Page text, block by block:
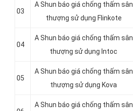
03
A Shun báo giá chống thấm sân
thượng sử dụng Flinkote
04
A Shun báo giá chống thấm sân
thượng sử dụng Intoc
05
A Shun báo giá chống thấm sân
thượng sử dụng Kova
A Shun báo giá chống thấm sân